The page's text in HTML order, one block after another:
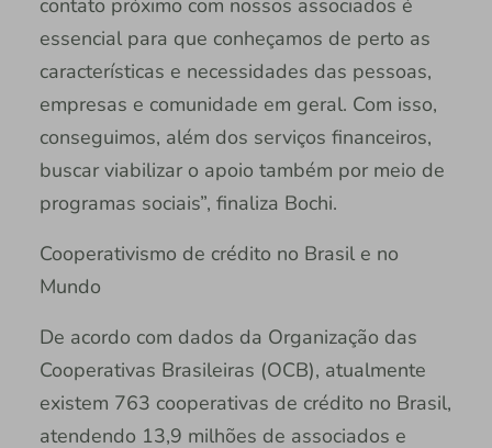
contato próximo com nossos associados é
essencial para que conheçamos de perto as
características e necessidades das pessoas,
empresas e comunidade em geral. Com isso,
conseguimos, além dos serviços financeiros,
buscar viabilizar o apoio também por meio de
programas sociais”, finaliza Bochi.
Cooperativismo de crédito no Brasil e no
Mundo
De acordo com dados da Organização das
Cooperativas Brasileiras (OCB), atualmente
existem 763 cooperativas de crédito no Brasil,
atendendo 13,9 milhões de associados e